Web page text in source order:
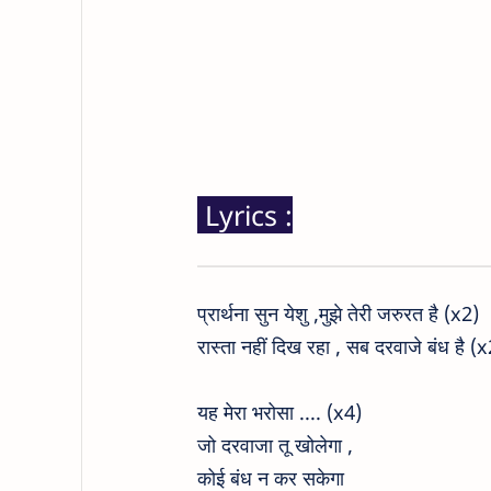
Lyrics :
प्रार्थना सुन येशु ,मुझे तेरी जरुरत है (x2)
रास्ता नहीं दिख रहा , सब दरवाजे बंध है
यह मेरा भरोसा .... (x4)
जो दरवाजा तू खोलेगा ,
कोई बंध न कर सकेगा